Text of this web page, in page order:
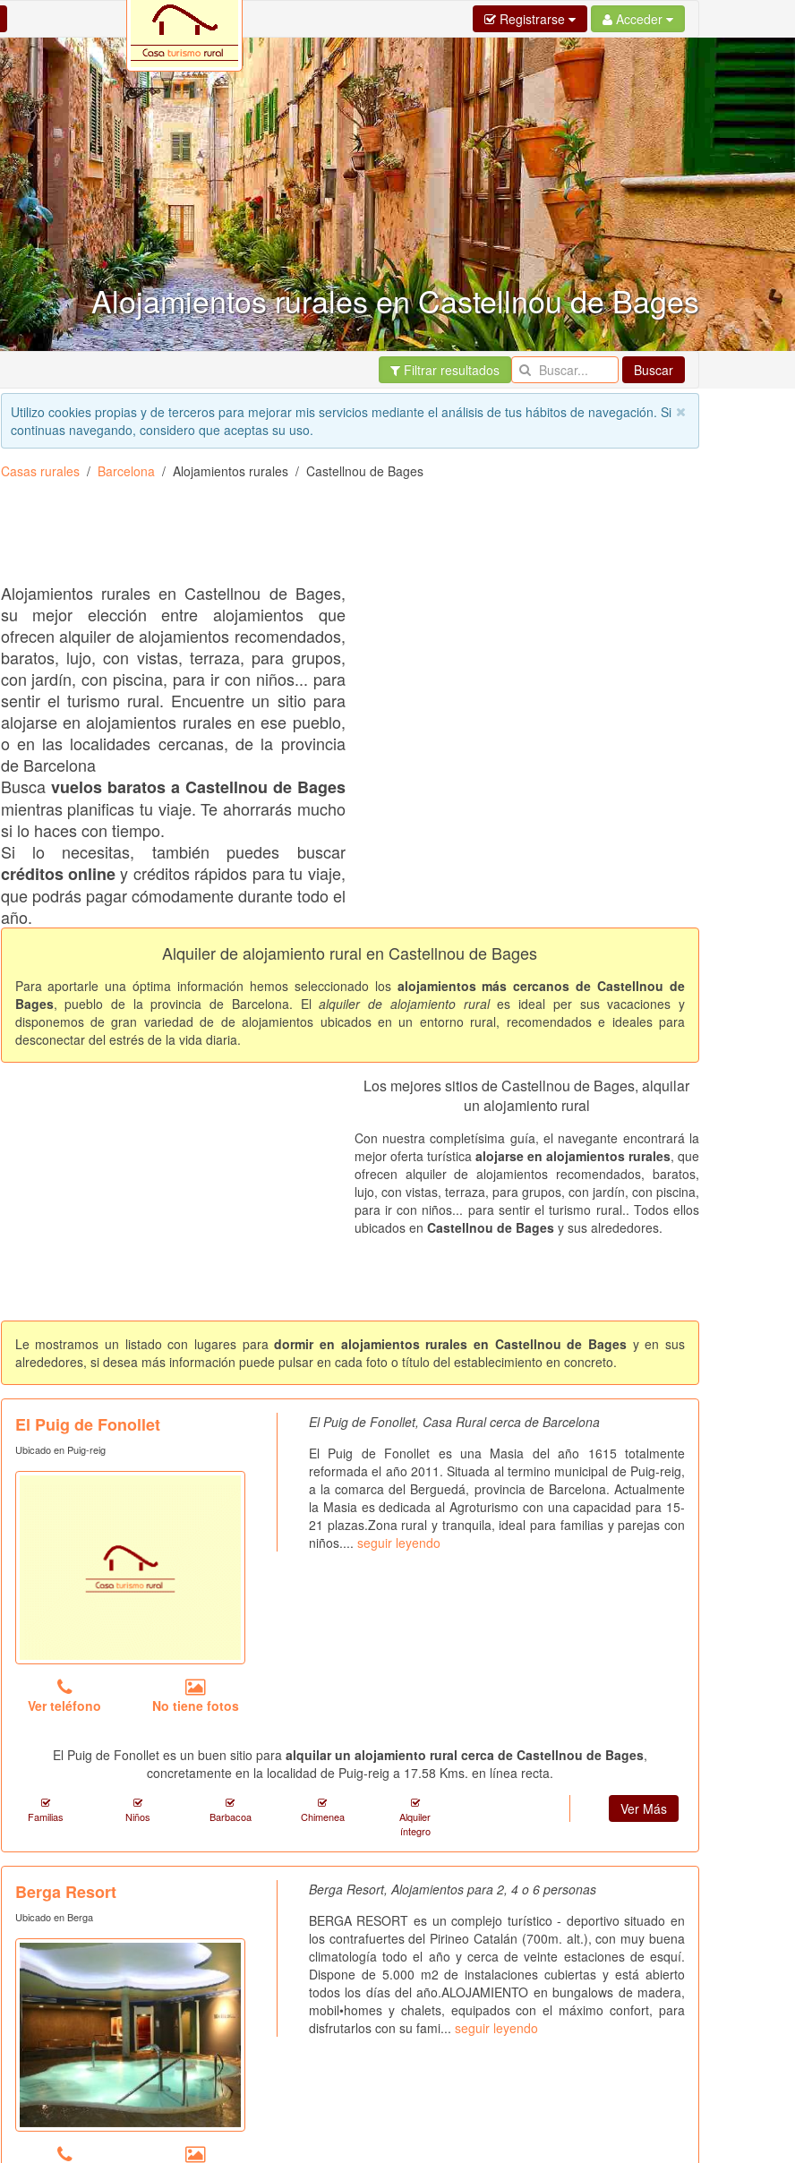
Registrarse Acceder
Alojamientos rurales en Castellnou de Bages
Filtrar resultados Buscar
Utilizo cookies propias y de terceros para mejorar mis servicios mediante el análisis de tus hábitos de navegación. Si
continuas navegando, considero que aceptas su uso.
Casas rurales Barcelona Alojamientos rurales Castellnou de Bages
Alojamientos rurales en Castellnou de Bages,
su mejor elección entre alojamientos que
ofrecen alquiler de alojamientos recomendados,
baratos, lujo, con vistas, terraza, para grupos,
con jardín, con piscina, para ir con niños... para
sentir el turismo rural. Encuentre un sitio para
alojarse en alojamientos rurales en ese pueblo,
o en las localidades cercanas, de la provincia
de Barcelona
Busca vuelos baratos a Castellnou de Bages
mientras planificas tu viaje. Te ahorrarás mucho
si lo haces con tiempo.
Si lo necesitas, también puedes buscar
créditos onliney créditos rápidos para tu viaje,
que podrás pagar cómodamente durante todo el
año.
Alquiler de alojamiento rural en Castellnou de Bages
Para aportarle una óptima información hemos seleccionado los alojamientos más cercanos de Castellnou de
Bages, pueblo de la provincia de Barcelona. Elalquiler de alojamiento rurales ideal per sus vacaciones y
disponemos de gran variedad de de alojamientos ubicados en un entorno rural, recomendados e ideales para
desconectar del estrés de la vida diaria.
Los mejores sitios de Castellnou de Bages, alquilar
un alojamiento rural
Con nuestra completísima guía, el navegante encontrará la
mejor oferta turística alojarse en alojamientos rurales, que
ofrecen alquiler de alojamientos recomendados, baratos,
lujo, con vistas, terraza, para grupos, con jardín, con piscina,
para ir con niños... para sentir el turismo rural.. Todos ellos
ubicados en Castellnou de Bagesy sus alrededores.
Le mostramos un listado con lugares paradormir en alojamientos rurales en Castellnou de Bages y en sus
alrededores, si desea más información puede pulsar en cada foto o título del establecimiento en concreto.
El Puig de Fonollet
Ubicado en Puig-reig
Ver teléfono No tiene fotos
El Puig de Fonollet, Casa Rural cerca de Barcelona
El Puig de Fonollet es una Masia del año 1615 totalmente
reformada el año 2011. Situada al termino municipal de Puig-reig,
a la comarca del Berguedá, provincia de Barcelona. Actualmente
la Masia es dedicada al Agroturismo con una capacidad para 15-
21 plazas.Zona rural y tranquila, ideal para familias y parejas con
niños.... seguir leyendo
El Puig de Fonollet es un buen sitio para alquilar un alojamiento rural cerca de Castellnou de Bages,
concretamente en la localidad de Puig-reig a 17.58 Kms. en línea recta.
Familias Niños Barbacoa Chimenea
Alquiler
íntegro
Ver Más
Berga Resort
Ubicado en Berga
Berga Resort, Alojamientos para 2, 4 o 6 personas
BERGA RESORT es un complejo turístico - deportivo situado en
los contrafuertes del Pirineo Catalán (700m. alt.), con muy buena
climatología todo el año y cerca de veinte estaciones de esquí.
Dispone de 5.000 m2 de instalaciones cubiertas y está abierto
todos los días del año.ALOJAMIENTO en bungalows de madera,
mobil•homes y chalets, equipados con el máximo confort, para
disfrutarlos con su fami... seguir leyendo